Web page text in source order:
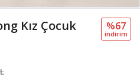
Kız Çocuk
%67
i̇ndi̇ri̇m